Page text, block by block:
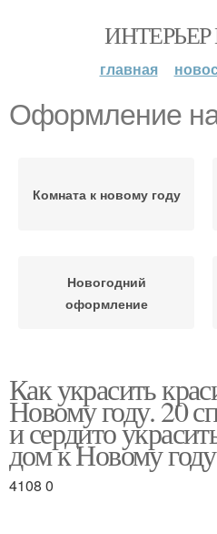
главная
Оформление
Комната к новому году
Новогодний
оформление
Как украсить
Новому году. 20
и сердито
дом к Новому году
4108 0